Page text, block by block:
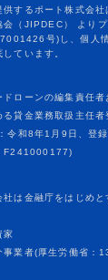
ドローンの編集責任
る貸金業務取扱主任者
令和8年1月9日、登
F241000177)
社は金融庁をはじめ
家
事業者(厚生労働省：